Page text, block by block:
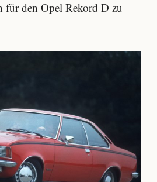
für den Opel Rekord D zu